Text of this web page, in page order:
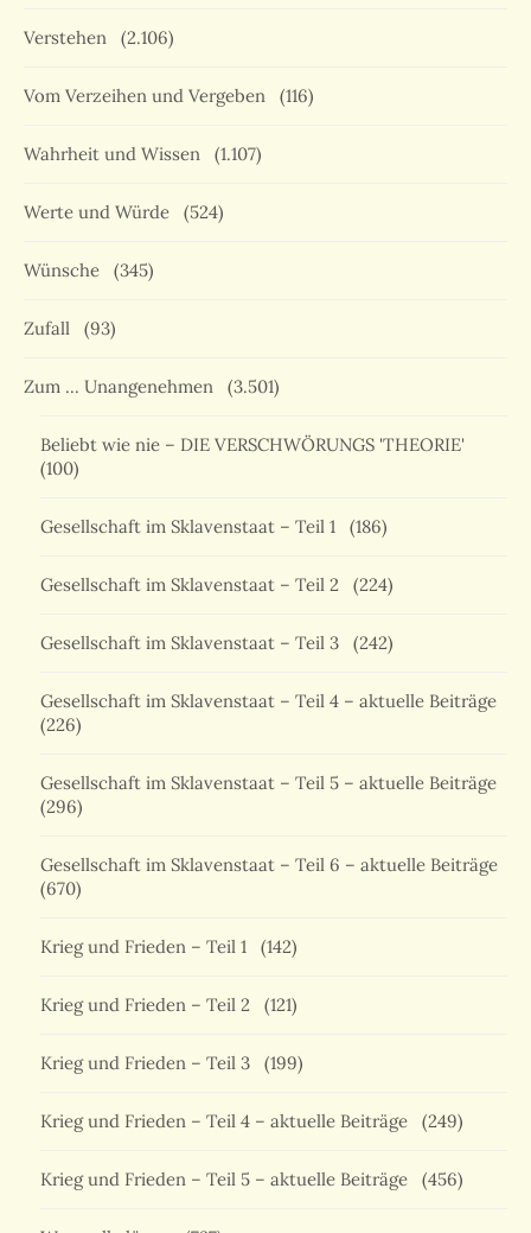
Verstehen (2.106)
Vom Verzeihen und Vergeben (116)
Wahrheit und Wissen (1.107)
Werte und Würde (524)
Wünsche (345)
Zufall (93)
Zum … Unangenehmen (3.501)
Beliebt wie nie – DIE VERSCHWÖRUNGS 'THEORIE'
(100)
Gesellschaft im Sklavenstaat – Teil 1 (186)
Gesellschaft im Sklavenstaat – Teil 2 (224)
Gesellschaft im Sklavenstaat – Teil 3 (242)
Gesellschaft im Sklavenstaat – Teil 4 – aktuelle Beiträge
(226)
Gesellschaft im Sklavenstaat – Teil 5 – aktuelle Beiträge
(296)
Gesellschaft im Sklavenstaat – Teil 6 – aktuelle Beiträge
(670)
Krieg und Frieden – Teil 1 (142)
Krieg und Frieden – Teil 2 (121)
Krieg und Frieden – Teil 3 (199)
Krieg und Frieden – Teil 4 – aktuelle Beiträge (249)
Krieg und Frieden – Teil 5 – aktuelle Beiträge (456)